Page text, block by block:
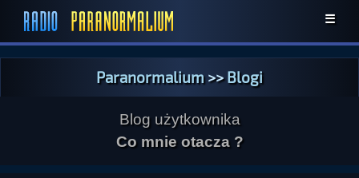
☰
Paranormalium>>Blogi
Blog użytkownika
Co mnie otacza ?